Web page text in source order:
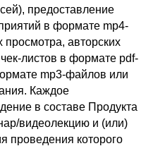
предоставление
в формате mp4-
авторских
листов в формате pdf-
mp3-файлов или
Каждое
в составе Продукта
видеолекцию и (или)
проведения которого